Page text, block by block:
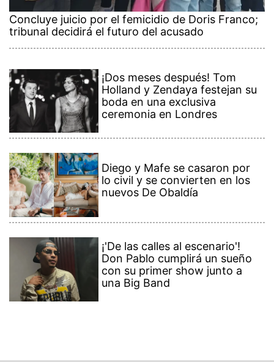
Concluye juicio por el femicidio de Doris Franco;
tribunal decidirá el futuro del acusado
¡Dos meses después! Tom
Holland y Zendaya festejan su
boda en una exclusiva
ceremonia en Londres
Diego y Mafe se casaron por
lo civil y se convierten en los
nuevos De Obaldía
¡'De las calles al escenario'!
Don Pablo cumplirá un sueño
con su primer show junto a
una Big Band